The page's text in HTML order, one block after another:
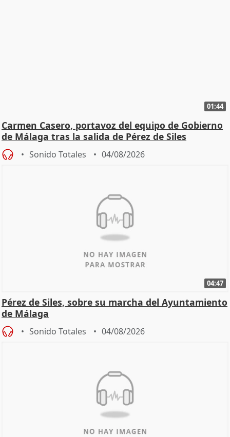
01:44
Carmen Casero, portavoz del equipo de Gobierno
de Málaga tras la salida de Pérez de Siles
Sonido Totales 04/08/2026
04:47
Pérez de Siles, sobre su marcha del Ayuntamiento
de Málaga
Sonido Totales 04/08/2026